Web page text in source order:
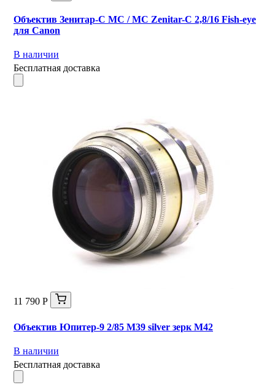
Объектив Зенитар-С МС / MC Zenitar-C 2,8/16 Fish-eye
для Canon
В наличии
Бесплатная доставка
11 790 Р
Объектив Юпитер-9 2/85 М39 silver зерк М42
В наличии
Бесплатная доставка